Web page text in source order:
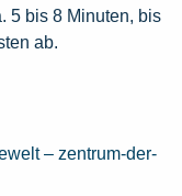
5 bis 8 Minuten, bis
ab.
– zentrum-der-